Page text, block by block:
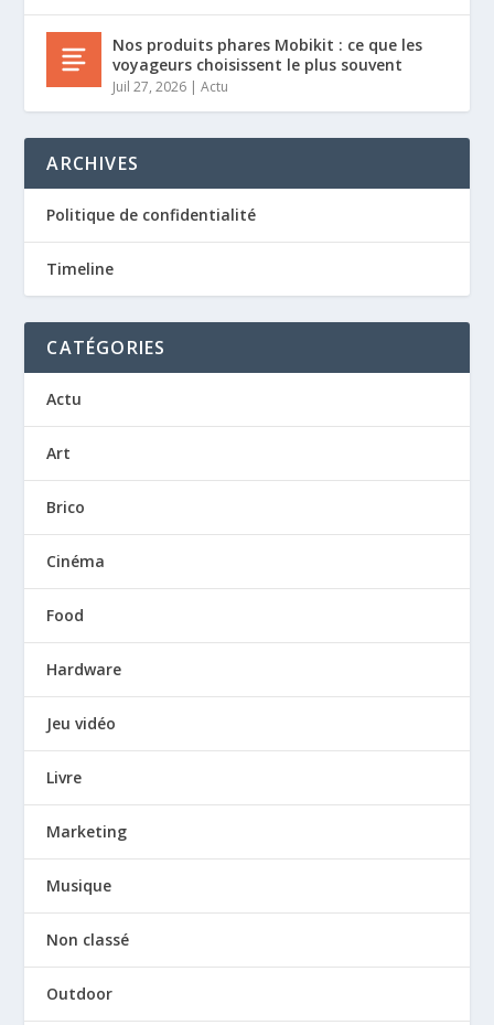
Nos produits phares Mobikit : ce que les
voyageurs choisissent le plus souvent
Juil 27, 2026 |Actu
ARCHIVES
Politique de confidentialité
Timeline
CATÉGORIES
Actu
Art
Brico
Cinéma
Food
Hardware
Jeu vidéo
Livre
Marketing
Musique
Non classé
Outdoor